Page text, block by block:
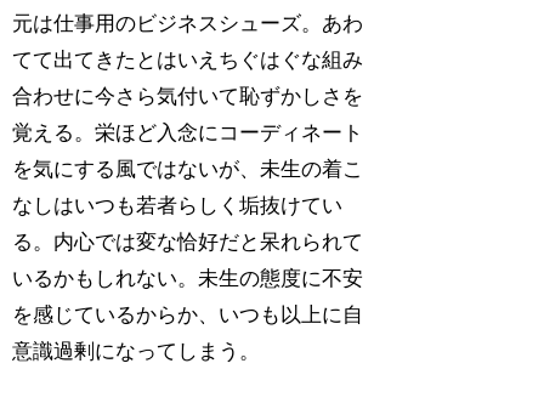
元は仕事用のビジネスシューズ。あわ
てて出てきたとはいえちぐはぐな組み
合わせに今さら気付いて恥ずかしさを
覚える。栄ほど入念にコーディネート
を気にする風ではないが、未生の着こ
なしはいつも若者らしく垢抜けてい
る。内心では変な恰好だと呆れられて
いるかもしれない。未生の態度に不安
を感じているからか、いつも以上に自
意識過剰になってしまう。